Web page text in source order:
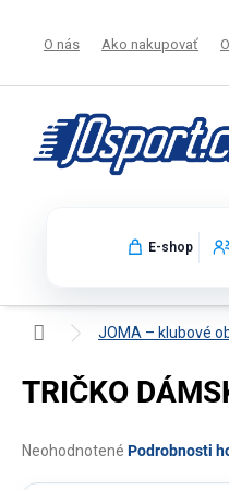
O nás Ako nakupovať
E-shop
DomovJOMA – klubové
TRIČKO
Priemerné
Neohodnotené Podrobnosti